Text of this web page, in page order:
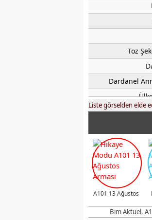
Toz
Dardanel
Ülker
Liste görselden elde
A101 13 Ağustos
Bim Aktüel,